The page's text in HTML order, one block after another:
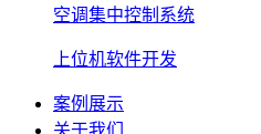
空调集中控制系统
上位机软件开发
案例展示
关于我们